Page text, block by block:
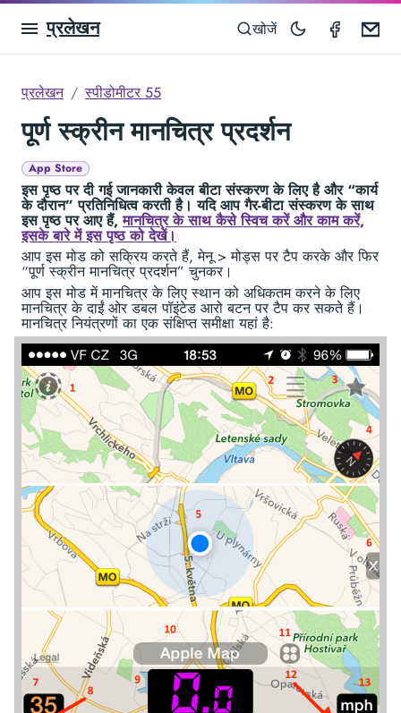
प्रलेखन खोजें
प्रलेखन स्पीडोमीटर 55
पूर्ण स्क्रीन मानचित्र प्रदर्शन
App Store
इस पृष्ठ पर दी गई जानकारी केवल बीटा संस्करण के लिए है और “कार्य
के दौरान” प्रतिनिधित्व करती है। यदि आप गैर-बीटा संस्करण के साथ
इस पृष्ठ पर आए हैं,मानचित्र के साथ कैसे स्विच करें और काम करें,
इसके बारे में इस पृष्ठ को देखें।
आप इस मोड को सक्रिय करते हैं, मेनू > मोड्स पर टैप करके और फिर
“पूर्ण स्क्रीन मानचित्र प्रदर्शन” चुनकर।
आप इस मोड में मानचित्र के लिए स्थान को अधिकतम करने के लिए
मानचित्र के दाईं ओर डबल पॉइंटेड आरो बटन पर टैप कर सकते हैं।
मानचित्र नियंत्रणों का एक संक्षिप्त समीक्षा यहां है: